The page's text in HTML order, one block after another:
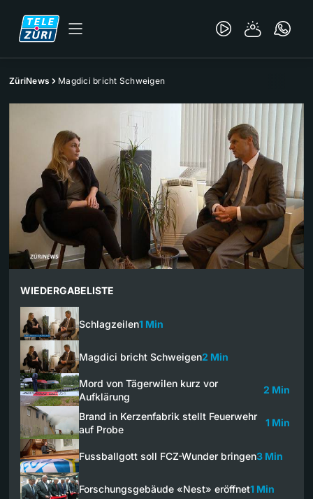
ZüriNews Magdici bricht Schweigen
WIEDERGABELISTE
Schlagzeilen1 Min
Magdici bricht Schweigen2 Min
Mord von Tägerwilen kurz vor
Aufklärung
2 Min
Brand in Kerzenfabrik stellt Feuerwehr
auf Probe
1 Min
Fussballgott soll FCZ-Wunder bringen3 Min
Forschungsgebäude «Nest» eröffnet1 Min